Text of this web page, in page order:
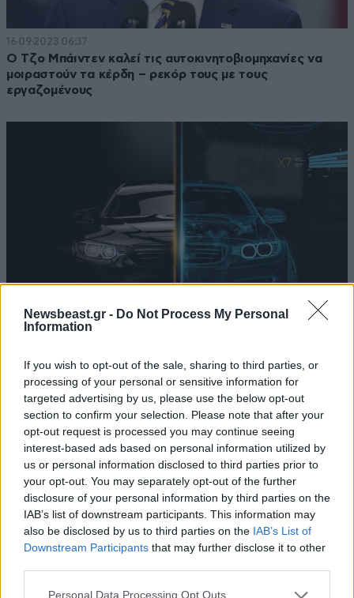
Newsbeast.gr - Do Not Process My Personal
Information
If you wish to opt-out of the sale, sharing to third parties, or
processing of your personal or sensitive information for
targeted advertising by us, please use the below opt-out
section to confirm your selection. Please note that after your
opt-out request is processed you may continue seeing
interest-based ads based on personal information utilized by
us or personal information disclosed to third parties prior to
your opt-out. You may separately opt-out of the further
disclosure of your personal information by third parties on the
IAB’s list of downstream participants. This information may
also be disclosed by us to third parties on the IAB’s List of
Downstream Participants that may further disclose it to other
Please note that this website/app uses one or more Google
Personal Data Processing Opt Outs
16·09·2023 06:37
Ο Τζο Μπάιντεν καλεί τις αυτοκινητοβιομηχανίες να
μοιραστούν τα κέρδη – ρεκόρ τους με τους
εργαζομένους
O «μεγάλος αδελφός» μέσα στο αυτοκίνητό μας – Οι
εταιρείες συλλέγουν και μπορούν να πουλούν
προσωπικά δεδομένα